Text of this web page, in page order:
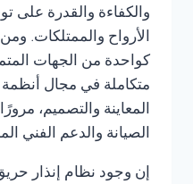
والكفاءة والقدرة على
الأرواح والممتلكات. ومن
كواحدة من الجهات
متكاملة في مجال أنظمة
المعاينة والتصميم،
الصيانة والدعم الفني
إن وجود نظام إنذار